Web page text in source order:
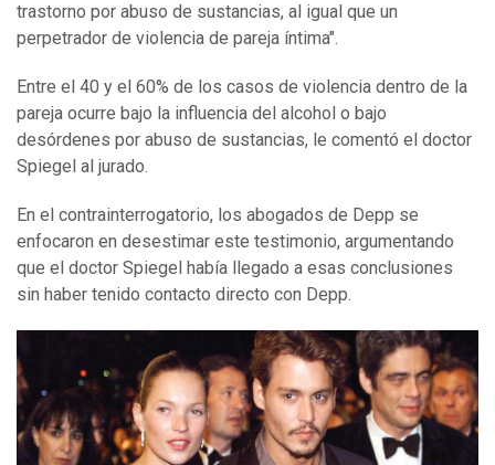
trastorno por abuso de sustancias, al igual que un
perpetrador de violencia de pareja íntima".
Entre el 40 y el 60% de los casos de violencia dentro de la
pareja ocurre bajo la influencia del alcohol o bajo
desórdenes por abuso de sustancias, le comentó el doctor
Spiegel al jurado.
En el contrainterrogatorio, los abogados de Depp se
enfocaron en desestimar este testimonio, argumentando
que el doctor Spiegel había llegado a esas conclusiones
sin haber tenido contacto directo con Depp.